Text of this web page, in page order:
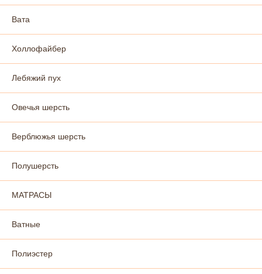
Вата
Холлофайбер
Лебяжий пух
Овечья шерсть
Верблюжья шерсть
Полушерсть
МАТРАСЫ
Ватные
Полиэстер